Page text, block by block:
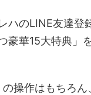
ハのLINE友達登
豪華15大特典」
操作はもちろん